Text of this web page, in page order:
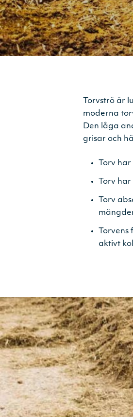
Torvströ är
moderna
Den låga
grisar och
Torv
Torv
Torv
aktivt